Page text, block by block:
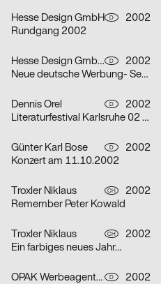
Hesse Design GmbH D
2002
Rundgang 2002
Hesse Design GmbH, Arthur Marek, Guido Heffels, Christian Boros, nowakteufelknyrim D
2002
Neue deutsche Werbung- Serie von drei Plakaten
Dennis Orel D
2002
Literaturfestival Karlsruhe 02 – Serie von drei Plakaten
Günter Karl Bose D
2002
Konzert am 11.10.2002
Troxler Niklaus CH
2002
Remember Peter Kowald
Troxler Niklaus CH
2002
Ein farbiges neues Jahr…
OPAK Werbeagentur D
2002